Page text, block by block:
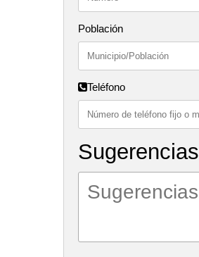
Población
Teléfono
Sugerencias